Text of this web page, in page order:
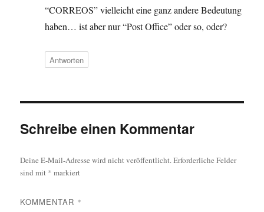
“CORREOS” vielleicht eine ganz andere Bedeutung
haben… ist aber nur “Post Office” oder so, oder?
Antworten
Schreibe einen Kommentar
Deine E-Mail-Adresse wird nicht veröffentlicht. Erforderliche Felder
sind mit * markiert
KOMMENTAR *